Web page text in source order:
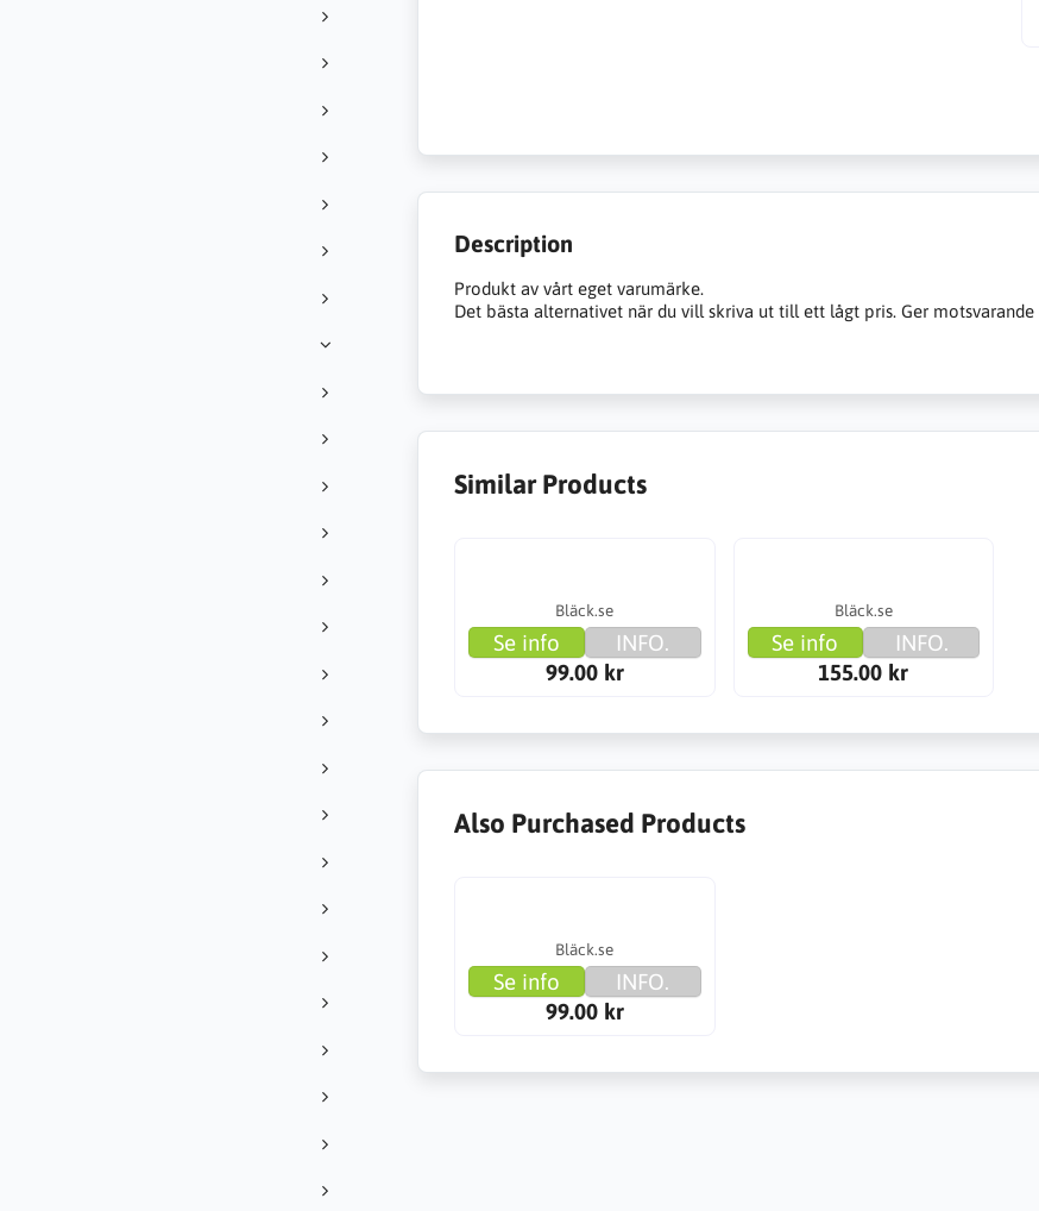
Description
Produkt av vårt eget varumärke.
Det bästa alternativet när du vill skriva ut till ett lågt pris. Ger
Similar Products
Bläck.se
Se info
INFO.
99.00 kr
Bläck.se
Se info
INFO.
155.00 kr
Also Purchased Products
Bläck.se
Se info
INFO.
99.00 kr